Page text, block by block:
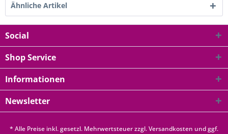
Ähnliche Artikel
Social
Shop Service
Informationen
Newsletter
* Alle Preise inkl. gesetzl. Mehrwertsteuer zzgl.Versandkosten und ggf.